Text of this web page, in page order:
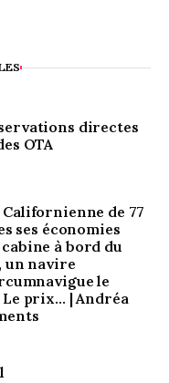
directes
OTA
de 77
ses économies
à bord du
un navire
le
prix… | Andréa